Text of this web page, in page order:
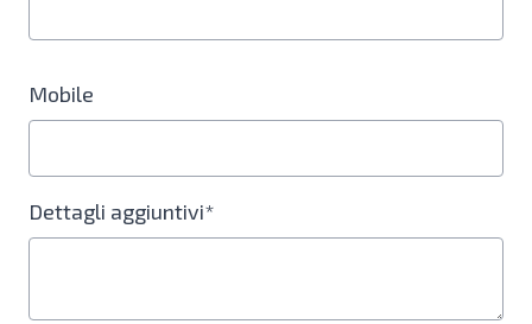
Mobile
Dettagli aggiuntivi*